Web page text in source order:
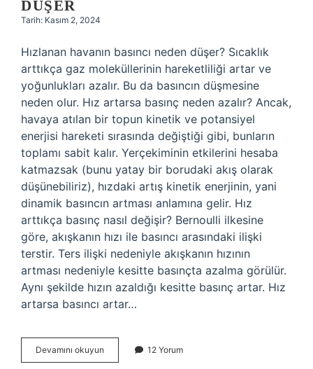
DÜŞER
Tarih: Kasım 2, 2024
Hızlanan havanın basıncı neden düşer? Sıcaklık
arttıkça gaz moleküllerinin hareketliliği artar ve
yoğunlukları azalır. Bu da basıncın düşmesine
neden olur. Hız artarsa basınç neden azalır? Ancak,
havaya atılan bir topun kinetik ve potansiyel
enerjisi hareketi sırasında değiştiği gibi, bunların
toplamı sabit kalır. Yerçekiminin etkilerini hesaba
katmazsak (bunu yatay bir borudaki akış olarak
düşünebiliriz), hızdaki artış kinetik enerjinin, yani
dinamik basıncın artması anlamına gelir. Hız
arttıkça basınç nasıl değişir? Bernoulli ilkesine
göre, akışkanın hızı ile basıncı arasındaki ilişki
terstir. Ters ilişki nedeniyle akışkanın hızının
artması nedeniyle kesitte basınçta azalma görülür.
Aynı şekilde hızın azaldığı kesitte basınç artar. Hız
artarsa basıncı artar…
Devamını okuyun
Arttıkça
12 Yorum